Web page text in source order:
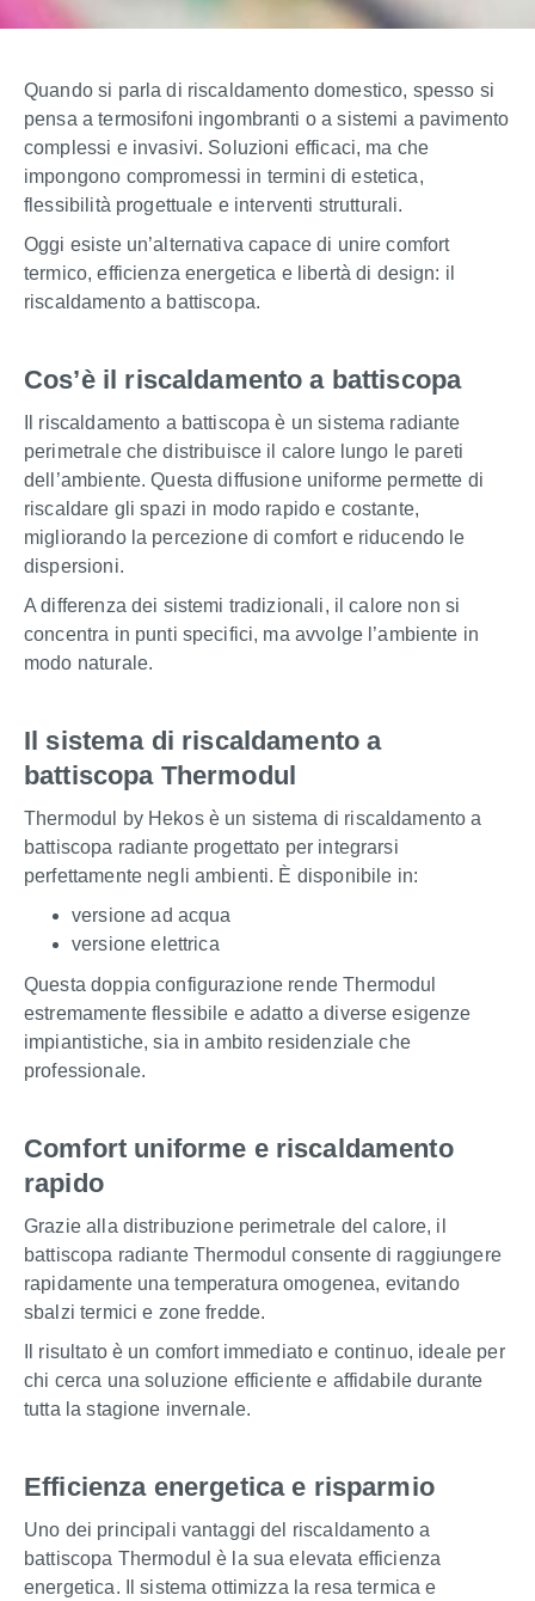
Quando si parla di riscaldamento domestico, spesso si
pensa a termosifoni ingombranti o a sistemi a pavimento
complessi e invasivi. Soluzioni efficaci, ma che
impongono compromessi in termini di estetica,
flessibilità progettuale e interventi strutturali.
Oggi esiste un’alternativa capace di unire comfort
termico, efficienza energetica e libertà di design: il
riscaldamento a battiscopa.
Cos’è il riscaldamento a battiscopa
Il riscaldamento a battiscopa è un sistema radiante
perimetrale che distribuisce il calore lungo le pareti
dell’ambiente. Questa diffusione uniforme permette di
riscaldare gli spazi in modo rapido e costante,
migliorando la percezione di comfort e riducendo le
dispersioni.
A differenza dei sistemi tradizionali, il calore non si
concentra in punti specifici, ma avvolge l’ambiente in
modo naturale.
Il sistema di riscaldamento a
battiscopa Thermodul
Thermodul by Hekos è un sistema di riscaldamento a
battiscopa radiante progettato per integrarsi
perfettamente negli ambienti. È disponibile in:
versione ad acqua
versione elettrica
Questa doppia configurazione rende Thermodul
estremamente flessibile e adatto a diverse esigenze
impiantistiche, sia in ambito residenziale che
professionale.
Comfort uniforme e riscaldamento
rapido
Grazie alla distribuzione perimetrale del calore, il
battiscopa radiante Thermodul consente di raggiungere
rapidamente una temperatura omogenea, evitando
sbalzi termici e zone fredde.
Il risultato è un comfort immediato e continuo, ideale per
chi cerca una soluzione efficiente e affidabile durante
tutta la stagione invernale.
Efficienza energetica e risparmio
Uno dei principali vantaggi del riscaldamento a
battiscopa Thermodul è la sua elevata efficienza
energetica. Il sistema ottimizza la resa termica e